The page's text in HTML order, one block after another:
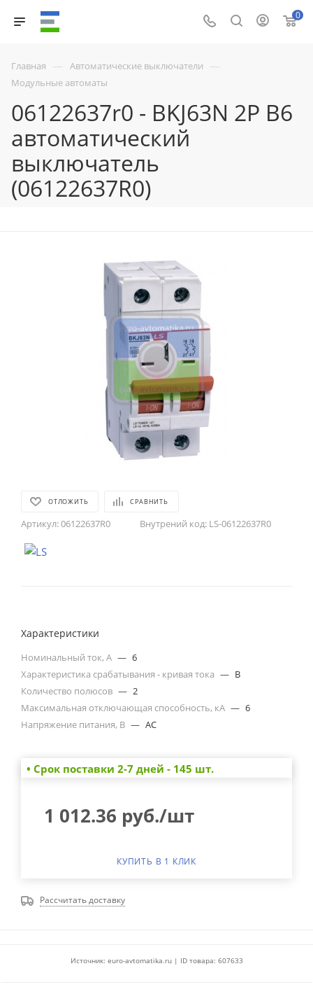
0
Главная — Автоматические выключатели —
Модульные автоматы
06122637r0 - BKJ63N 2P B6
автоматический
выключатель
(06122637R0)
ОТЛОЖИТЬ СРАВНИТЬ
Артикул:06122637R0 Внутрений код: LS-06122637R0
Характеристики
Номинальный ток, А — 6
Характеристика срабатывания - кривая тока — B
Количество полюсов — 2
Максимальная отключающая способность, кА — 6
Напряжение питания, В — AC
• Cрок поставки 2-7 дней - 145 шт.
1 012.36 руб./шт
КУПИТЬ В 1 КЛИК
Рассчитать доставку
Источник: euro-avtomatika.ru | ID товара: 607633